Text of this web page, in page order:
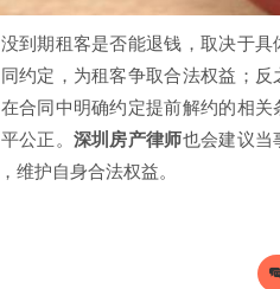
期租客是否能退钱，取决于具
约定，为租客争取合法权益；
合同中明确约定提前解约的相
公正。 深圳房产律师也会建议当
维护自身合法权益。